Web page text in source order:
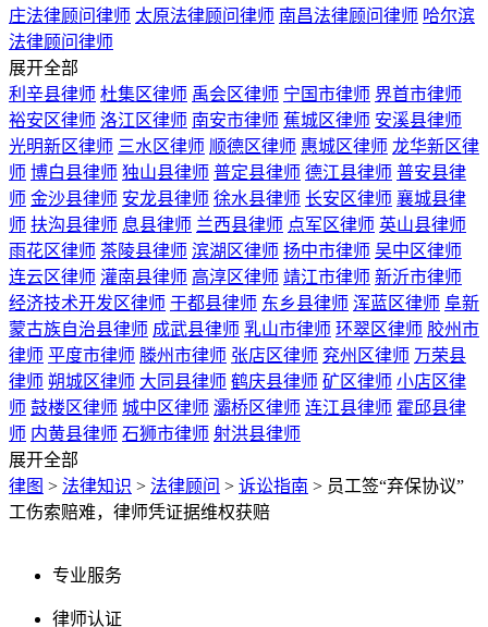
庄法律顾问律师 太原法律顾问律师 南昌法律顾问律师 哈尔滨
法律顾问律师
展开全部
利辛县律师 杜集区律师 禹会区律师 宁国市律师 界首市律师
裕安区律师 洛江区律师 南安市律师 蕉城区律师 安溪县律师
光明新区律师 三水区律师 顺德区律师 惠城区律师 龙华新区律
师 博白县律师 独山县律师 普定县律师 德江县律师 普安县律
师 金沙县律师 安龙县律师 徐水县律师 长安区律师 襄城县律
师 扶沟县律师 息县律师 兰西县律师 点军区律师 英山县律师
雨花区律师 茶陵县律师 滨湖区律师 扬中市律师 吴中区律师
连云区律师 灌南县律师 高淳区律师 靖江市律师 新沂市律师
经济技术开发区律师 于都县律师 东乡县律师 浑蓝区律师 阜新
蒙古族自治县律师 成武县律师 乳山市律师 环翠区律师 胶州市
律师 平度市律师 滕州市律师 张店区律师 兖州区律师 万荣县
律师 朔城区律师 大同县律师 鹤庆县律师 矿区律师 小店区律
师 鼓楼区律师 城中区律师 灞桥区律师 连江县律师 霍邱县律
师 内黄县律师 石狮市律师 射洪县律师
展开全部
律图 > 法律知识 > 法律顾问 > 诉讼指南 > 员工签“弃保协议”
工伤索赔难，律师凭证据维权获赔
专业服务
律师认证